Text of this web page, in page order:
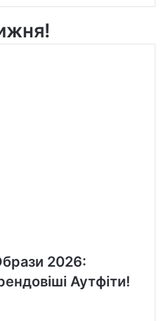
2026:
Аутфіти!